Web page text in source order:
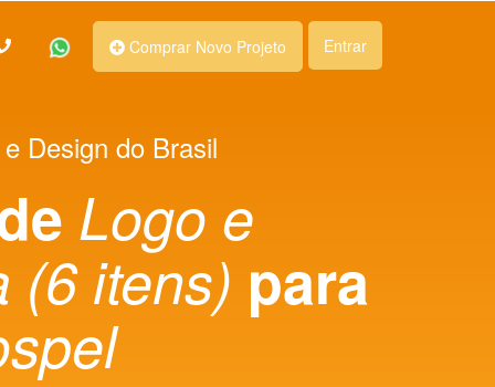
Comprar Novo Projeto Entrar
Design do Brasil
Logo e
(6 itens) para